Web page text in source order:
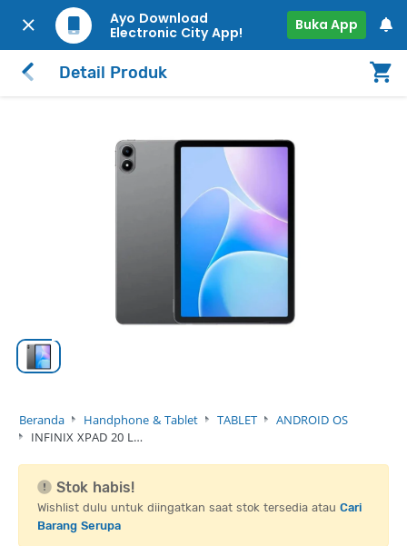
Ayo Download
Electronic City App!
Buka App
Detail Produk
Beranda Handphone & Tablet TABLET
ANDROID OS
INFINIX XPAD 20 L…
Stok habis!
Wishlist dulu untuk diingatkan saat stok tersedia atau Cari
Barang Serupa